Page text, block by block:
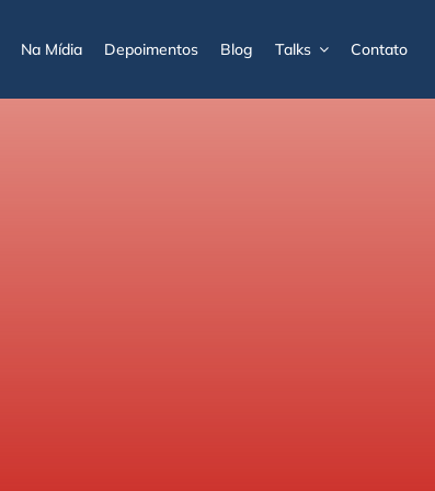
Na Mídia Depoimentos Blog Talks Contato